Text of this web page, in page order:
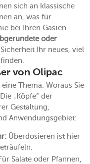
sich an klassische
an, was für
bei Ihren Gästen
oder
Ihr neues, viel
von Olipac
Thema. Woraus Sie
„Köpfe“ der
Gestaltung,
Anwendungsgebiet:
Überdosieren ist hier
Salate oder Pfannen,